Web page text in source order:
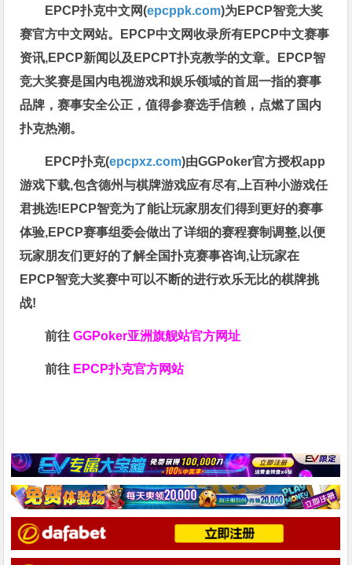
EPCP扑克中文网(epcppk.com)为EPCP智竞大奖
赛官方中文网站。EPCP中文网收录所有EPCP中文赛事
资讯,EPCP新闻以及EPCPT扑克教学的文章。EPCP智
竞大奖赛是国内电视游戏和娱乐领域的首屈一指的赛事
品牌，赛事安全公正，值得参赛选手信赖，点燃了国内
扑克热潮。
EPCP扑克(epcpxz.com)由GGPoker官方授权app
游戏下载,包含德州与棋牌游戏应有尽有,上百种小游戏任
君挑选!EPCP智竞为了能让玩家朋友们得到更好的赛事
体验,EPCP赛事组委会做出了详细的赛程赛制调整,以便
玩家朋友们更好的了解全国扑克赛事咨询,让玩家在
EPCP智竞大奖赛中可以不断的进行欢乐无比的棋牌挑
战!
前往GGPoker亚洲旗舰站官方网址
前往 EPCP扑克官方网站